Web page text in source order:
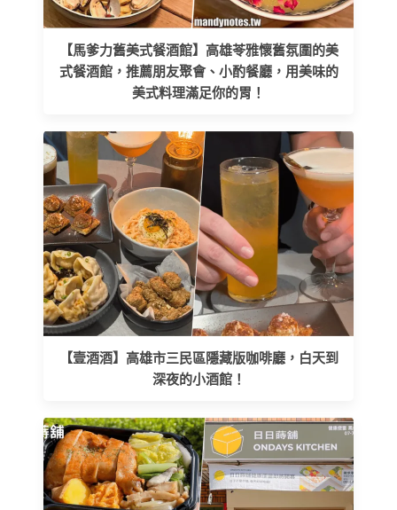
【馬爹力舊美式餐酒館】高雄苓雅懷舊氛圍的美
式餐酒館，推薦朋友聚會、小酌餐廳，用美味的
美式料理滿足你的胃！
【壹酒酒】高雄市三民區隱藏版咖啡廳，白天到
深夜的小酒館！